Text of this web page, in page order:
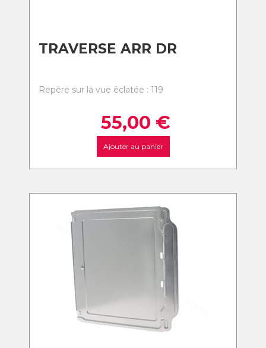
TRAVERSE ARR DR
Repère sur la vue éclatée : 119
55,00 €
Ajouter au panier